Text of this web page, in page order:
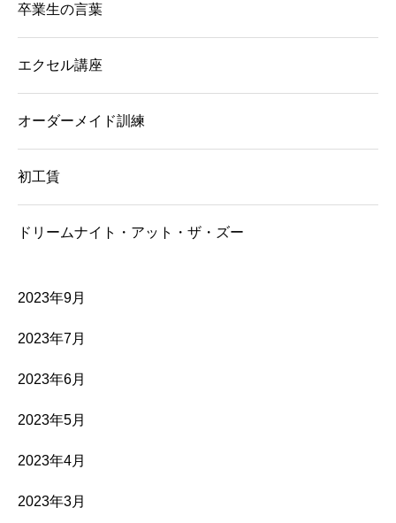
卒業生の言葉
エクセル講座
オーダーメイド訓練
初工賃
ドリームナイト・アット・ザ・ズー
2023年9月
2023年7月
2023年6月
2023年5月
2023年4月
2023年3月